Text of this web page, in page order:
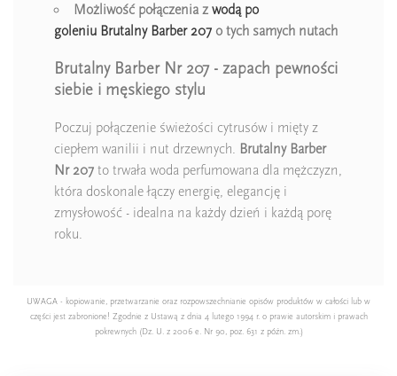
Możliwość połączenia z wodą po
goleniu Brutalny Barber 207 o tych samych nutach
Brutalny Barber Nr 207 - zapach pewności
siebie i męskiego stylu
Poczuj połączenie świeżości cytrusów i mięty z
ciepłem wanilii i nut drzewnych. Brutalny Barber
Nr 207 to trwała woda perfumowana dla mężczyzn,
która doskonale łączy energię, elegancję i
zmysłowość - idealna na każdy dzień i każdą porę
roku.
UWAGA - kopiowanie, przetwarzanie oraz rozpowszechnianie opisów produktów w całości lub w
części jest zabronione! Zgodnie z Ustawą z dnia 4 lutego 1994 r. o prawie autorskim i prawach
pokrewnych (Dz. U. z 2006 e. Nr 90, poz. 631 z późn. zm.)